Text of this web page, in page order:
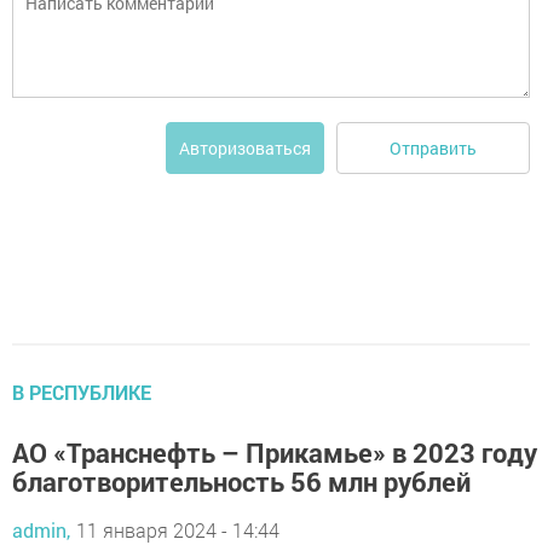
Авторизоваться Отправить
В РЕСПУБЛИКЕ
АО «Транснефть – Прикамье» в 2023 году
благотворительность 56 млн рублей
admin, 11 января 2024 - 14:44